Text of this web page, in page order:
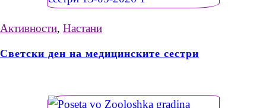
Активности, Настани
Светски ден на медицинските сестри